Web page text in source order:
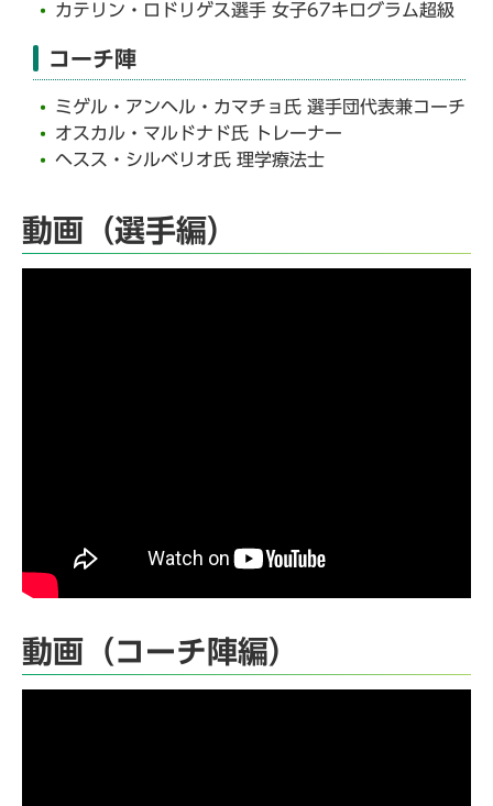
カテリン・ロドリゲス選手 女子67キログラム超級
コーチ陣
ミゲル・アンヘル・カマチョ氏 選手団代表兼コーチ
オスカル・マルドナド氏 トレーナー
ヘスス・シルベリオ氏 理学療法士
動画（選手編）
動画（コーチ陣編）